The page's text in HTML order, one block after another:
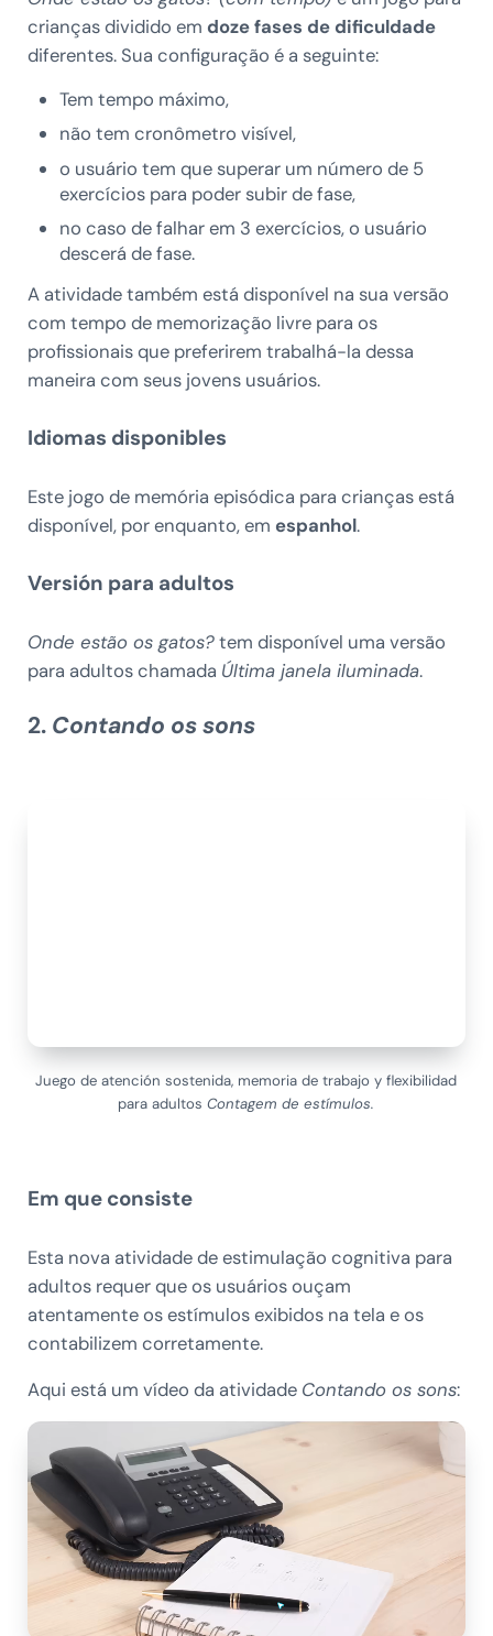
crianças dividido em doze fases de dificuldade
diferentes. Sua configuração é a seguinte:
Tem tempo máximo,
não tem cronômetro visível,
o usuário tem que superar um número de 5
exercícios para poder subir de fase,
no caso de falhar em 3 exercícios, o usuário
descerá de fase.
A atividade também está disponível na sua versão
com tempo de memorização livre para os
profissionais que preferirem trabalhá-la dessa
maneira com seus jovens usuários.
Idiomas disponibles
Este jogo de memória episódica para crianças está
disponível, por enquanto, em espanhol.
Versión para adultos
Onde estão os gatos?tem disponível uma versão
para adultos chamada Última janela iluminada.
2. Contando os sons
Juego de atención sostenida, memoria de trabajo y flexibilidad
para adultosContagem de estímulos.
Em que consiste
Esta nova atividade de estimulação cognitiva para
adultos requer que os usuários ouçam
atentamente os estímulos exibidos na tela e os
contabilizem corretamente.
Aqui está um vídeo da atividade Contando os sons: